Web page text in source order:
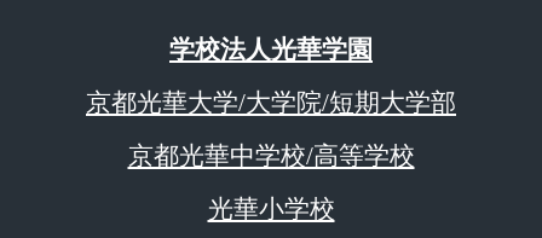
学校法人光華学園
京都光華大学/大学院/短期大学部
京都光華中学校/高等学校
光華小学校